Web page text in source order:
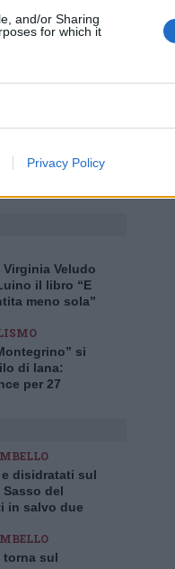
and/or Sharing
for which it
Privacy Policy
gli eventi
Veludo
il libro “E
meno sola”
si
di lana:
per 27
disidratati sul
del
in salvo due
torna sul